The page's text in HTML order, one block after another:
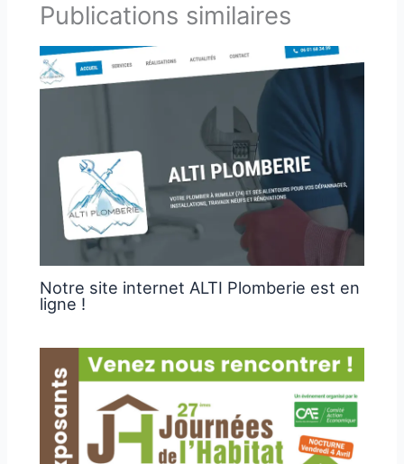
Publications similaires
Notre site internet ALTI Plomberie est en
ligne !